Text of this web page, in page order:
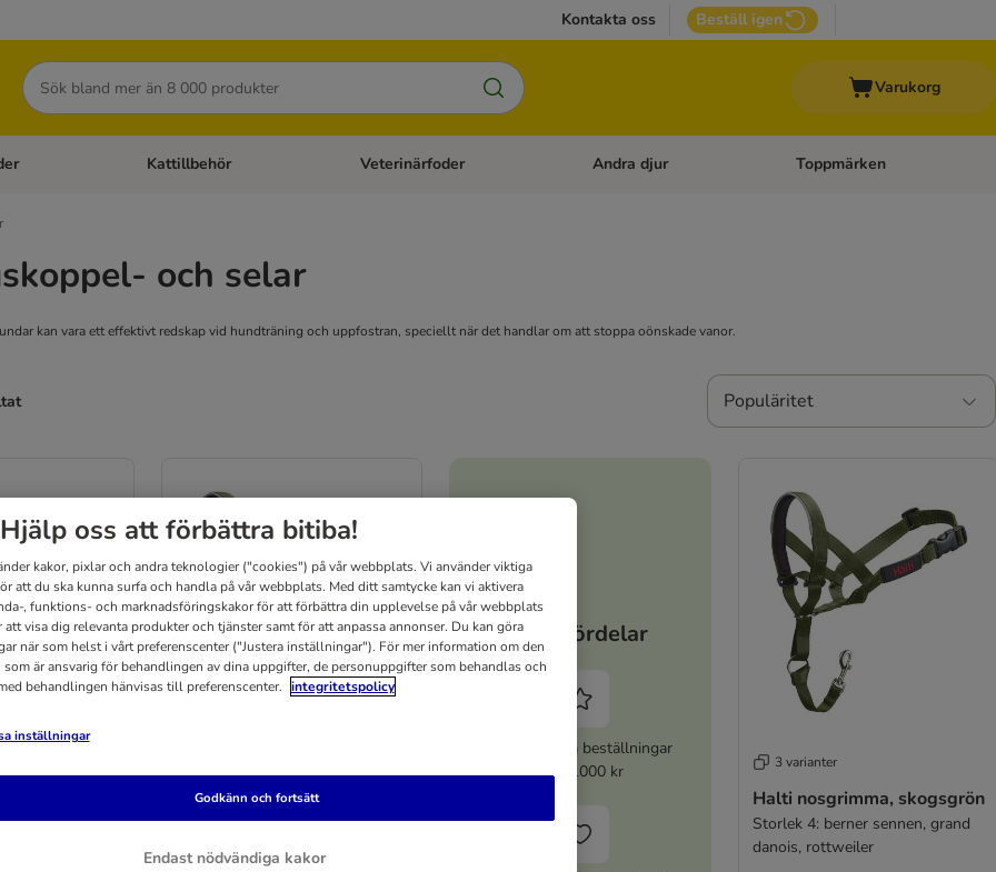
Kontakta oss Beställ igen
Sök
Varukorg
menu: HundtillbehörOpen category menu: Kattfoder
Kattillbehör Open category menu: Kattillbehör
Veterinärfoder Open category menu: Veterinärfoder
Andra djur Open category menu: Andra
Toppmärken
och selar
kan vara ett effektivt redskap vid hundträning och uppfostran, speciellt när det handlar om att stoppa oönskade vanor.
Populäritet
Halti nosgrimma, skogsgrön
Storlek 3: dobermann, labrador,
setter
Dina fördelar
5% rabatt på beställningar
över 1000 kr
3 varianter
Halti nosgrimma, skogsgrön
Storlek 4: berner sennen, grand
danois, rottweiler
Hjälp oss att förbättra bitiba!
kakor, pixlar och andra teknologier ("cookies") på vår webbplats. Vi använder viktiga
att du ska kunna surfa och handla på vår webbplats. Med ditt samtycke kan vi aktivera
, funktions- och marknadsföringskakor för att förbättra din upplevelse på vår webbplats
att visa dig relevanta produkter och tjänster samt för att anpassa annonser. Du kan göra
när som helst i vårt preferenscenter ("Justera inställningar"). För mer information om den
som är ansvarig för behandlingen av dina uppgifter, de personuppgifter som behandlas och
behandlingen hänvisas till preferenscenter. integritetspolicy
inställningar
Endast nödvändiga kakor
Godkänn och fortsätt